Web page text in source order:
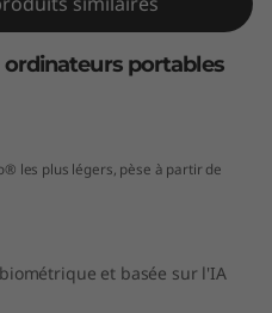
ordinateurs portables
les plus légers, pèse à partir de
et basée sur l'IA